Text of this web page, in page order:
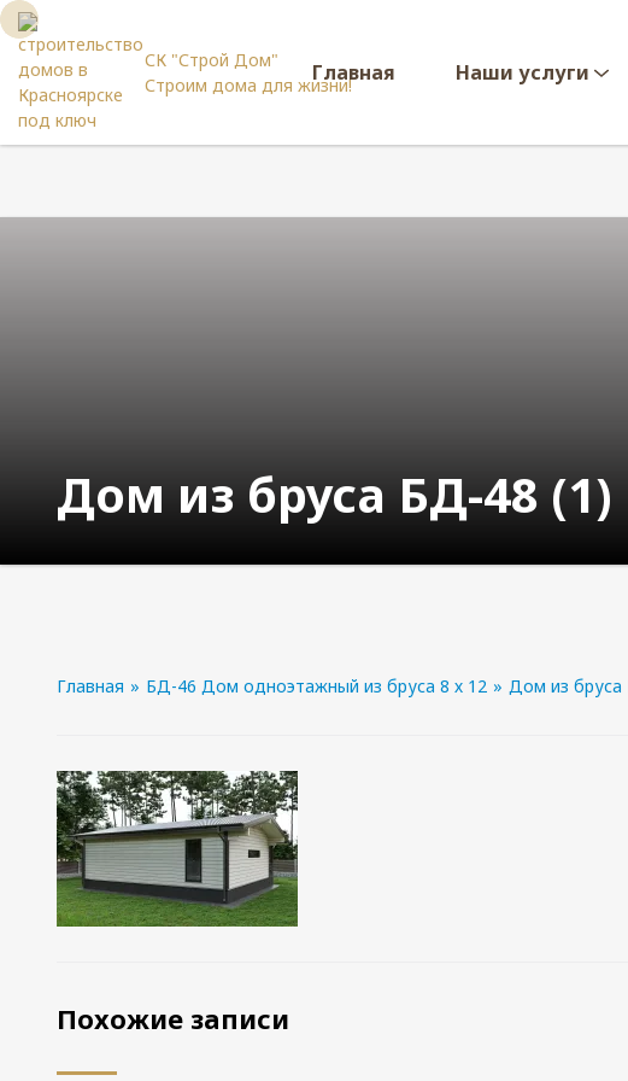
СК "Строй Дом"
Строим дома для жизни!Главная Наши услуги
Дом из бруса БД-48 (1)
Главная » БД-46 Дом одноэтажный из бруса 8 х 12 » Дом из бруса
Похожие записи